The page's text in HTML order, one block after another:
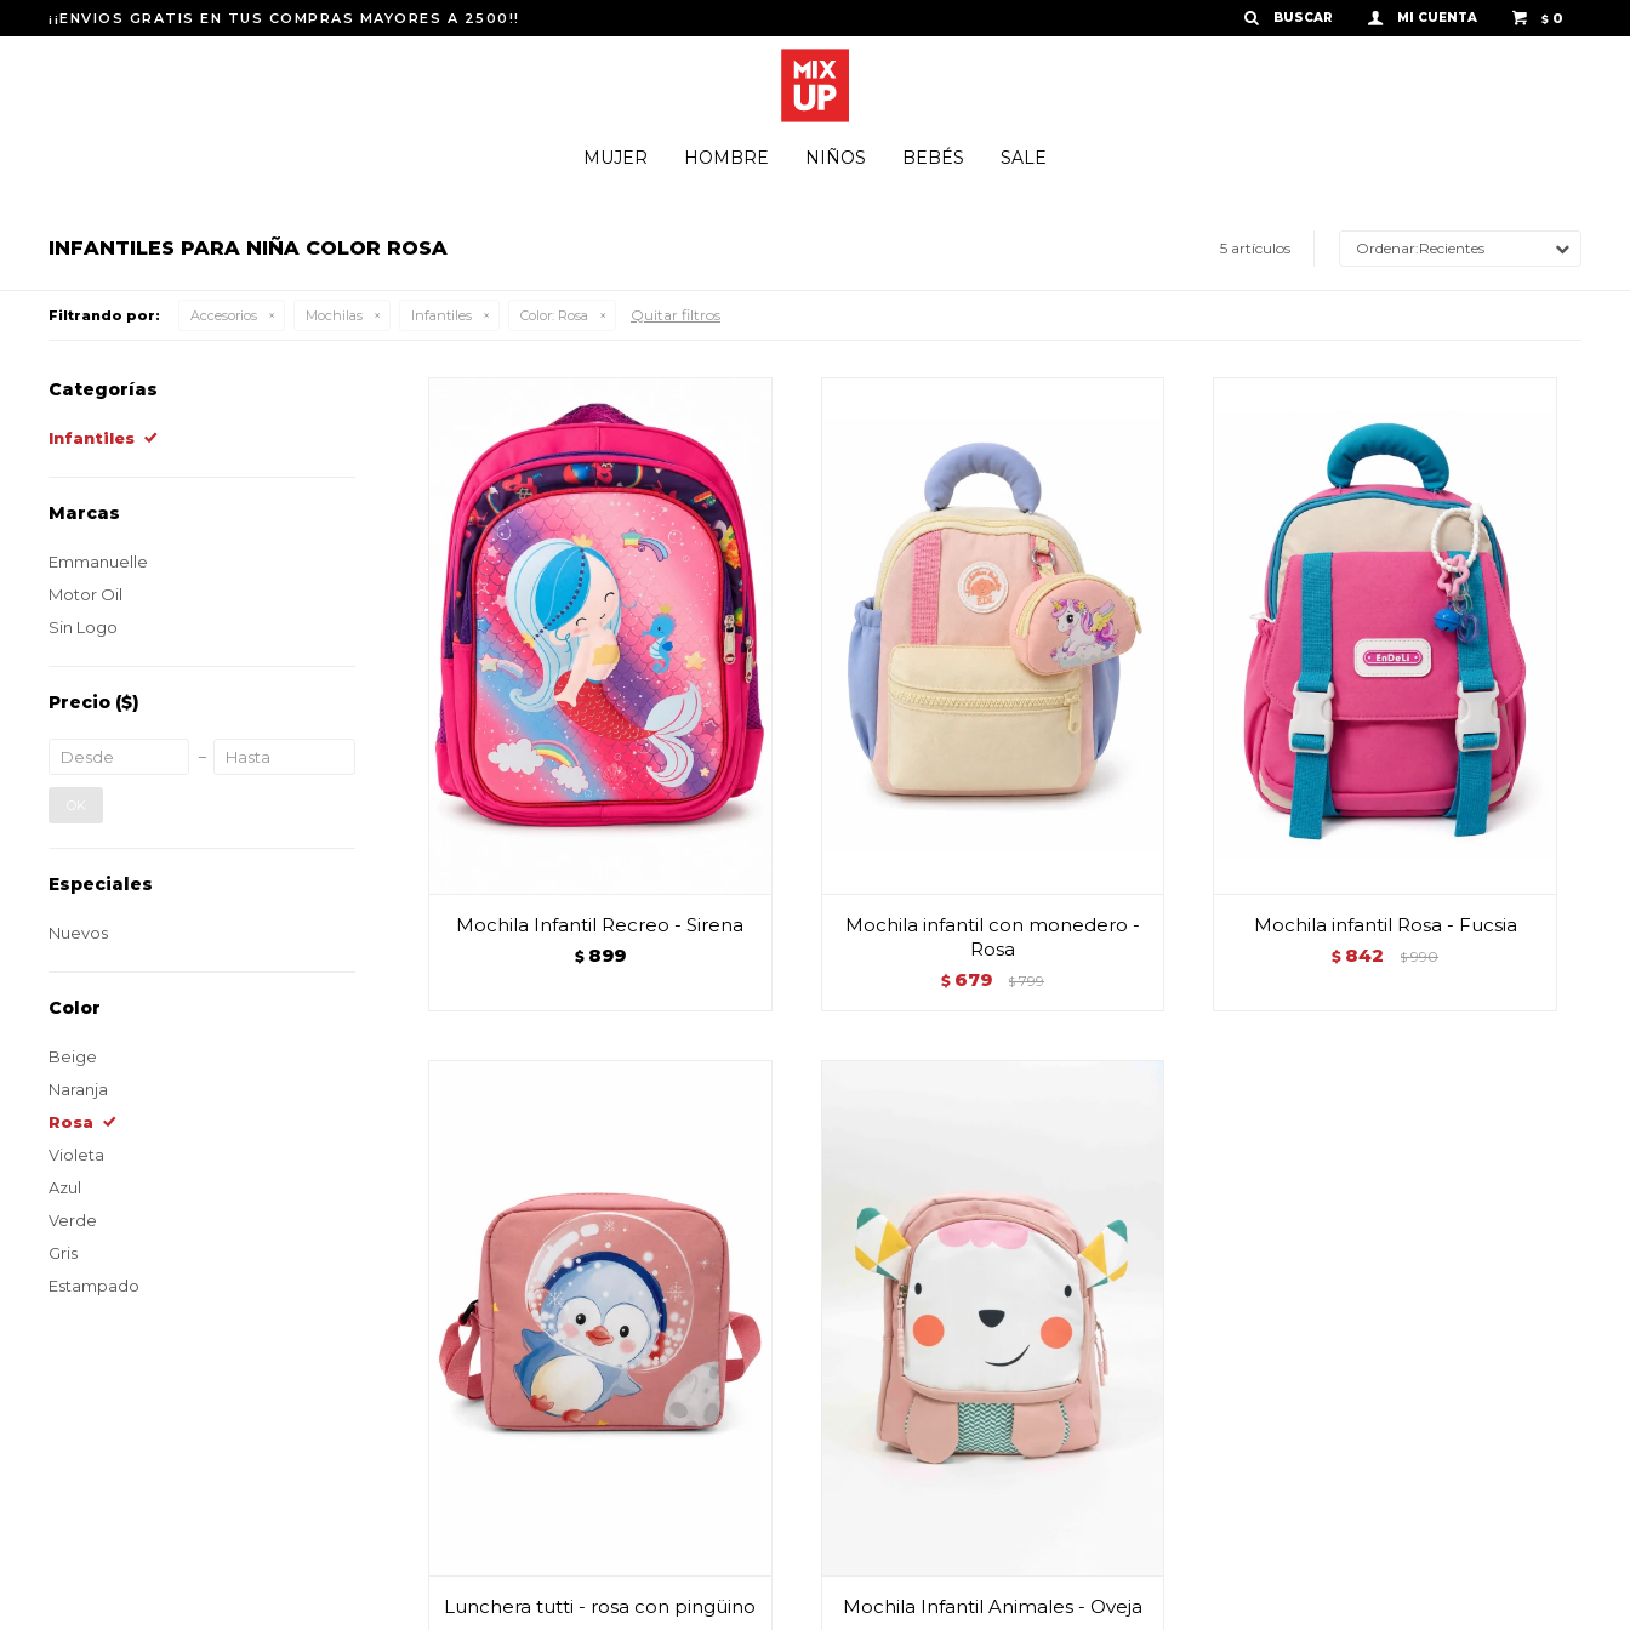
MUJER HOMBRE NIÑOS BEBÉS SALE
$ 0
¡¡ENVIOS GRATIS EN TUS COMPRAS MAYORES A 2500!!
INFANTILES PARA NIÑA COLOR ROSA 5 artículos Recientes
Filtrando por: Accesorios Mochilas Infantiles Color: Rosa Quitar filtros
Mochila Infantil Recreo - Sirena
$ 899
Mochila infantil con monedero -
Rosa
$ 679 $ 799
Mochila infantil Rosa - Fucsia
$ 842 $ 990
Lunchera tutti - rosa con pingüino Mochila Infantil Animales - Oveja
Categorías
Infantiles
Marcas
Emmanuelle
Motor Oil
Sin Logo
Precio ($)
OK
Especiales
Nuevos
Color
Beige
Naranja
Rosa
Violeta
Azul
Verde
Gris
Estampado